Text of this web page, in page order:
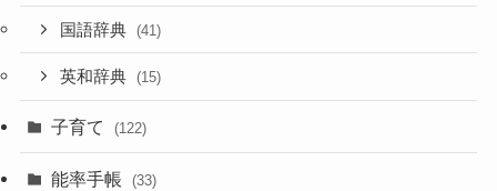
国語辞典 (41)
英和辞典 (15)
子育て (122)
能率手帳 (33)